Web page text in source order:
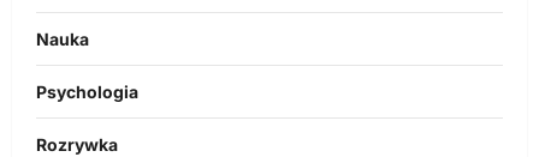
Nauka
Psychologia
Rozrywka